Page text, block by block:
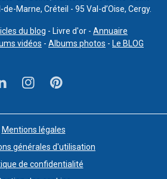
Marne, Créteil - 95 Val-d’Oise, Cergy.
du blog - Livre d'or - Annuaire
vidéos - Albums photos - Le BLOG
Mentions légales
générales d'utilisation
de confidentialité